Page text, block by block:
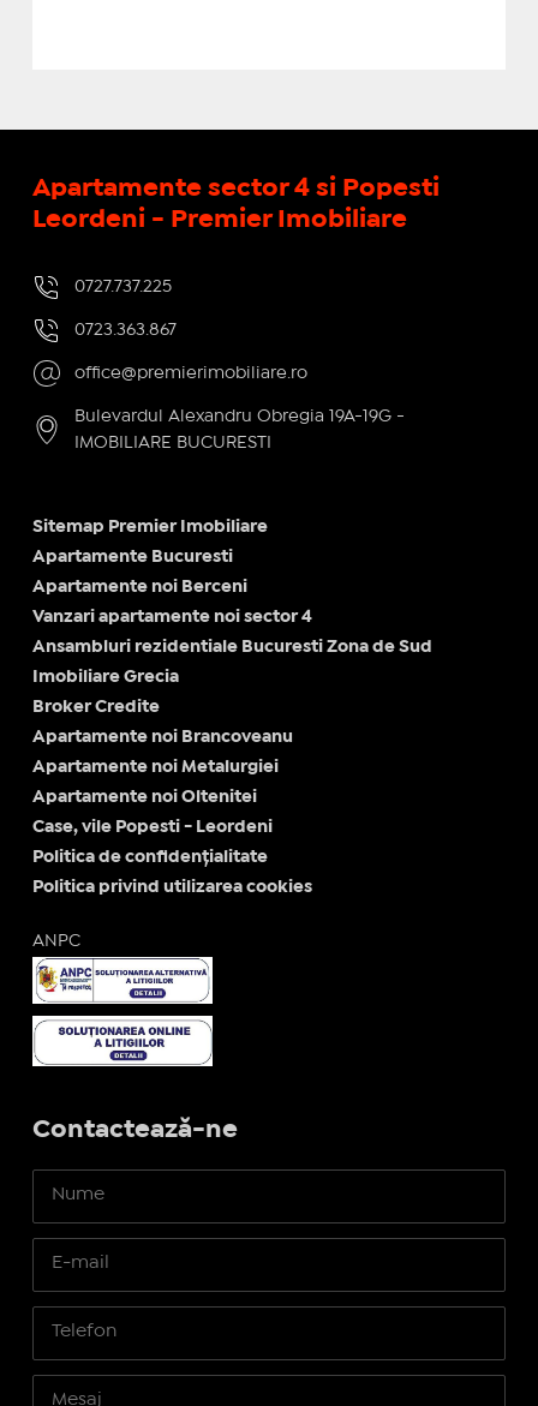
Apartamente sector 4 si Popesti
Leordeni - Premier Imobiliare
0727.737.225
0723.363.867
office@premierimobiliare.ro
Bulevardul Alexandru Obregia 19A-19G -
IMOBILIARE BUCURESTI
Sitemap Premier Imobiliare
Apartamente Bucuresti
Apartamente noi Berceni
Vanzari apartamente noi sector 4
Ansambluri rezidentiale Bucuresti Zona de Sud
Imobiliare Grecia
Broker Credite
Apartamente noi Brancoveanu
Apartamente noi Metalurgiei
Apartamente noi Oltenitei
Case, vile Popesti - Leordeni
Politica de confidențialitate
Politica privind utilizarea cookies
ANPC
Contactează-ne